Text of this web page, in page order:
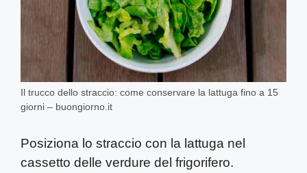
Il trucco dello straccio: come conservare la lattuga fino a 15
giorni – buongiorno.it
Posiziona lo straccio con la lattuga nel
cassetto delle verdure del frigorifero.